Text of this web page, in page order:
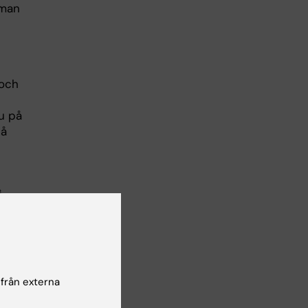
på
externa